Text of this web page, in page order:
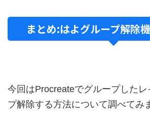
まとめ:はよグループ解除
今回はProcreateでグループした
プ解除する方法について調べてみ